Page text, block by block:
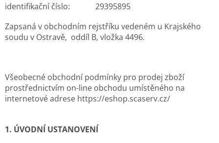
identifikační číslo: 29395895
Zapsaná v obchodním rejstříku vedeném u Krajského
soudu v Ostravě, oddíl B, vložka 4496.
Všeobecné obchodní podmínky pro prodej zboží
prostřednictvím on-line obchodu umístěného na
internetové adrese https://eshop.scaserv.cz/
1. ÚVODNÍ USTANOVENÍ